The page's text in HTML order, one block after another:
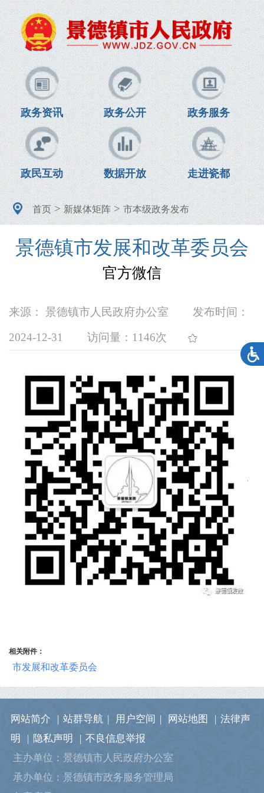
政务资讯 政务公开 政务服务
政民互动 数据开放 走进瓷都
首页>新媒体矩阵>市本级政务发布
景德镇市发展和改革委员会
官方微信
来源： 景德镇市人民政府办公室 发布时间：
2024-12-31 访问量： 1146次
相关附件：
市发展和改革委员会
网站简介 | 站群导航 | 用户空间 | 网站地图 | 法律声
明
| 隐私声明 | 不良信息举报
主办单位：景德镇市人民政府办公室
承办单位：景德镇市政务服务管理局